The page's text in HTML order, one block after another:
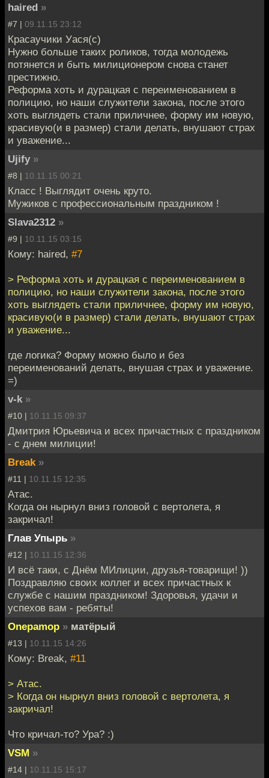
haired »
#7 | 09.11.15 23:12
Красаучики Уася(c)
Нужно больше таких роликов, тогда молодежь
потянется и быть милиционером снова станет
престижно.
Реформа хоть и дурацкая с переименованием в
полицию, но наши служители закона, после этого
хоть выглядеть стали приличнее, форму им новую,
красивую(и в размер) стали делать, внушают страх
и уважение...
Ujify »
#8 | 10.11.15 00:21
Класс ! Выглядит очень круто.
Мужиков с профессиональным праздником !
Slava2312 »
#9 | 10.11.15 03:15
Кому: haired, #7
> Реформа хоть и дурацкая с переименованием в
полицию, но наши служители закона, после этого
хоть выглядеть стали приличнее, форму им новую,
красивую(и в размер) стали делать, внушают страх
и уважение...
где логика? Форму можно было и без
переименований делать, внушая страх и уважение.
=)
v-k »
#10 | 10.11.15 09:37
Дмитрия Юрьевича и всех причастных с праздником
- с днем милиции!
Break »
#11 | 10.11.15 12:35
Атас.
Когда он нырнул вниз головой с вертолета, я
закричал!
Глав Упырь »
#12 | 10.11.15 12:36
И всё таки, с Днём МИлиции, друзья-товарищи! ))
Поздравляю своих коллег и всех причастных к
службе с нашим праздником! Здоровья, удачи и
успехов вам - ребяты!
Onepamop » матёрый
#13 | 10.11.15 14:26
Кому: Break, #11
> Атас.
> Когда он нырнул вниз головой с вертолета, я
закричал!
Что кричал-то? Ура? :)
VSM »
#14 | 10.11.15 15:17